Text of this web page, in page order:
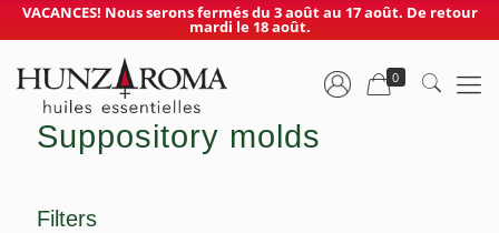
VACANCES! Nous serons fermés du 3 août au 17 août. De retour
mardi le 18 août.
0
Suppository molds
Filters